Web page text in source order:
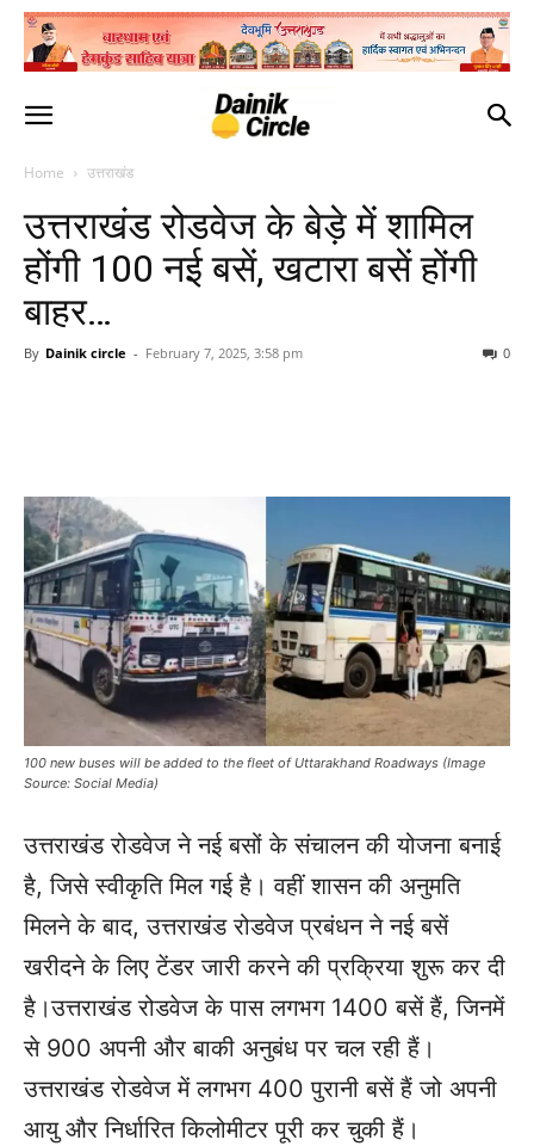
Home उत्तराखंड
उत्तराखंड रोडवेज के बेड़े में शामिल
होंगी 100 नई बसें, खटारा बसें होंगी
बाहर…
By Dainik circle - February 7, 2025, 3:58 pm 0
100 new buses will be added to the fleet of Uttarakhand Roadways (Image
Source: Social Media)
उत्तराखंड रोडवेज ने नई बसों के संचालन की योजना बनाई
है, जिसे स्वीकृति मिल गई है। वहीं शासन की अनुमति
मिलने के बाद, उत्तराखंड रोडवेज प्रबंधन ने नई बसें
खरीदने के लिए टेंडर जारी करने की प्रक्रिया शुरू कर दी
है।उत्तराखंड रोडवेज के पास लगभग 1400 बसें हैं, जिनमें
से 900 अपनी और बाकी अनुबंध पर चल रही हैं।
उत्तराखंड रोडवेज में लगभग 400 पुरानी बसें हैं जो अपनी
आयु और निर्धारित किलोमीटर पूरी कर चुकी हैं।